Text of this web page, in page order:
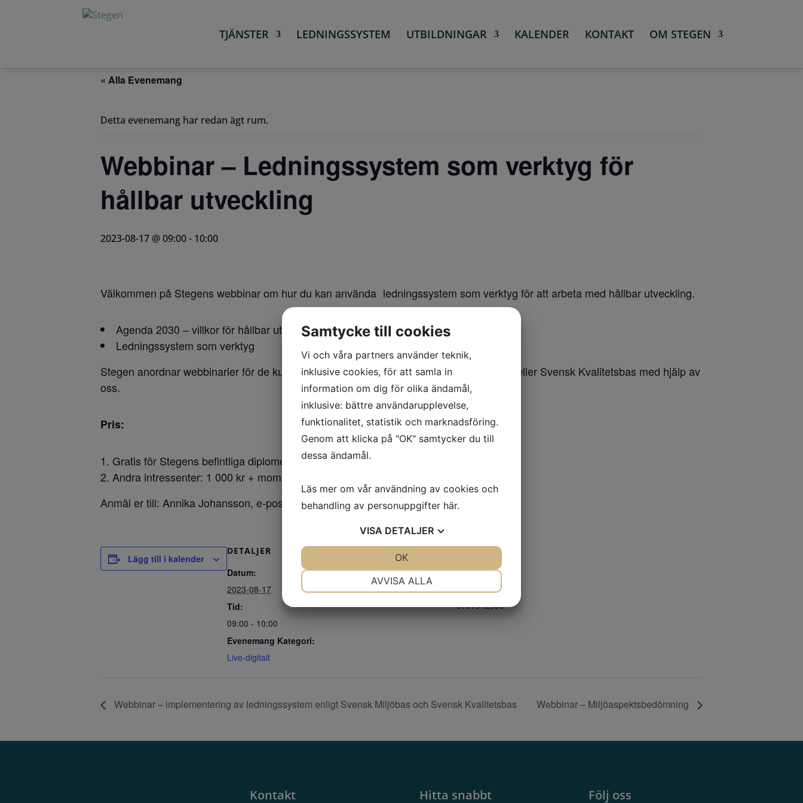
TJÄNSTER LEDNINGSSYSTEM UTBILDNINGAR KALENDER KONTAKT OM STEGEN
« Alla Evenemang
Detta evenemang har redan ägt rum.
Webbinar – Ledningssystem som verktyg för
hållbar utveckling
2023-08-17 @ 09:00- 10:00
Välkommen på Stegens webbinar om hur du kan använda ledningssystem som verktyg för att arbeta med hållbar utveckling.
Agenda 2030 – villkor för hållbar utveckling
Ledningssystem som verktyg
Stegen anordnar webbinarier för de kunder som diplomeras enligt Svensk Miljöbas och/eller Svensk Kvalitetsbas med hjälp av
oss.
Pris:
Gratis för Stegens befintliga diplomeringskunder
Andra intressenter: 1 000 kr + moms
Anmäl er till: Annika Johansson, e-post: annika.johansson(a)tastegen.se
Lägg till i kalender
DETALJER
Datum:
2023-08-17
Tid:
09:00 - 10:00
Evenemang Kategori:
Live-digitalt
Digitalt
ARRANGÖR
Stegen
Telefon
0707912890
Webbinar – implementering av ledningssystem enligt Svensk Miljöbas och Svensk Kvalitetsbas Webbinar – Miljöaspektsbedömning
Kontakt Hitta snabbt Följ oss
Samtycke till cookies
Vi och våra partners använder teknik,
inklusive cookies, för att samla in
information om dig för olika ändamål,
inklusive: bättre användarupplevelse,
funktionalitet, statistik och marknadsföring.
Genom att klicka på "OK" samtycker du till
dessa ändamål.
Läs mer om vår användning av cookies och
behandling av personuppgifter här.
VISA DETALJER
AVVISA ALLA
OK